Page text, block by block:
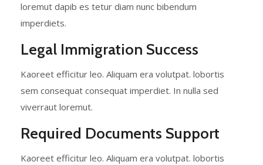
loremut dapib es tetur diam nunc bibendum
imperdiets.
Legal Immigration Success
Kaoreet efficitur leo. Aliquam era volutpat. lobortis
sem consequat consequat imperdiet. In nulla sed
viverraut loremut.
Required Documents Support
Kaoreet efficitur leo. Aliquam era volutpat. lobortis